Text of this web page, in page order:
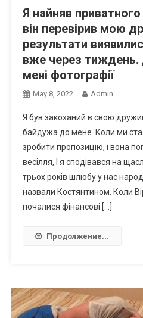
Я найняв
він перевірив мою
результати
вже через тиждень.
мені фотографії
May 8, 2022 Admin
Я був закоханий в свою
байдужа до мене. Коли ми
зробити пропозицію, і вона
весілля, І я сподівався на
трьох років шлюбу у нас
назвали Костянтином. Коли
почалися фінансові […]
Продолжение...